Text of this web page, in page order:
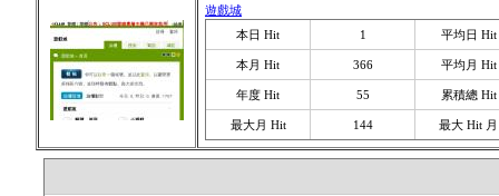
遊戲城
本日 Hit
1 平均日 Hit
本月 Hit 366 平均月 Hit
年度 Hit 55 累積總 Hit
最大月 Hit 144 最大 Hit 月